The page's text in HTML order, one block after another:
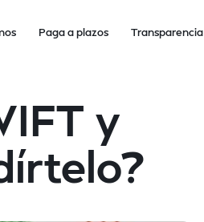
Paga a plazos Transparencia
y